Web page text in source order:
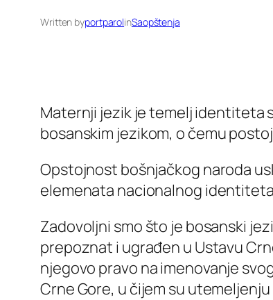
Written byportparolinSaopštenja
Maternji jezik je temelj identiteta
bosanskim jezikom, o čemu
Opstojnost bošnjačkog naroda
elemenata nacionalnog
Zadovoljni smo što je bosanski
prepoznat i ugrađen u Ustavu
njegovo pravo na imenovanje
Crne Gore, u čijem su